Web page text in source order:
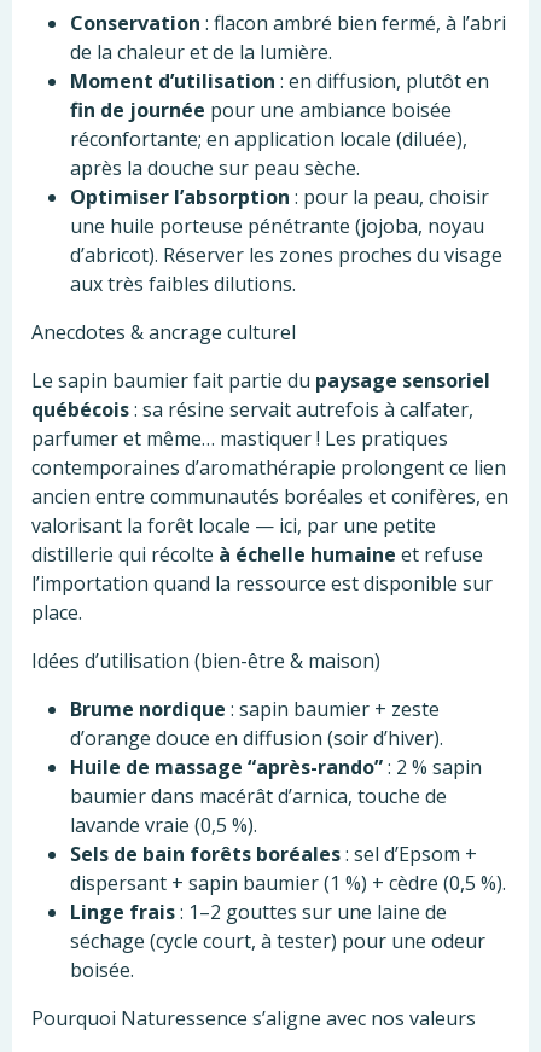
Conservation : flacon ambré bien fermé, à l’abri
de la chaleur et de la lumière.
Moment d’utilisation : en diffusion, plutôt en
fin de journée pour une ambiance boisée
réconfortante; en application locale (diluée),
après la douche sur peau sèche.
Optimiser l’absorption : pour la peau, choisir
une huile porteuse pénétrante (jojoba, noyau
d’abricot). Réserver les zones proches du visage
aux très faibles dilutions.
Anecdotes & ancrage culturel
Le sapin baumier fait partie du paysage sensoriel
québécois: sa résine servait autrefois à calfater,
parfumer et même… mastiquer ! Les pratiques
contemporaines d’aromathérapie prolongent ce lien
ancien entre communautés boréales et conifères, en
valorisant la forêt locale — ici, par une petite
distillerie qui récolte à échelle humaine et refuse
l’importation quand la ressource est disponible sur
place.
Idées d’utilisation (bien-être & maison)
Brume nordique : sapin baumier + zeste
d’orange douce en diffusion (soir d’hiver).
Huile de massage “après-rando”: 2 % sapin
baumier dans macérât d’arnica, touche de
lavande vraie (0,5 %).
Sels de bain forêts boréales: sel d’Epsom +
dispersant + sapin baumier (1 %) + cèdre (0,5 %).
Linge frais: 1–2 gouttes sur une laine de
séchage (cycle court, à tester) pour une odeur
boisée.
Pourquoi Naturessence s’aligne avec nos valeurs